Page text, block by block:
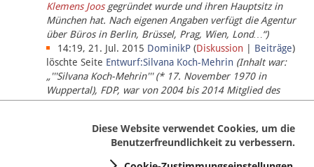
Klemens Joosgegründet wurde und ihren Hauptsitz in
München hat. Nach eigenen Angaben verfügt die Agentur
über Büros in Berlin, Brüssel, Prag, Wien, Lond…“)
14:19, 21. Jul. 2015 DominikP (Diskussion Beiträge)
löschte Seite Entwurf:Silvana Koch-Mehrin (Inhalt war:
„'''Silvana Koch-Mehrin''' (* 17. November 1970 in
Wuppertal), FDP, war von 2004 bis 2014 Mitglied des
Europäischen Parlaments, seit November 2014 ist sie für
Diese Website verwendet Cookies, um die
Benutzerfreundlichkeit zu verbessern.